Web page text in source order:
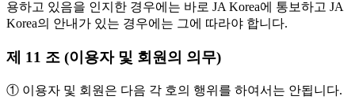
용하고 있음을 인지한 경우에는 바로 JA Korea에 통보하고 JA
Korea의 안내가 있는 경우에는 그에 따라야 합니다.
제 11 조 (이용자 및 회원의 의무)
① 이용자 및 회원은 다음 각 호의 행위를 하여서는 안됩니다.